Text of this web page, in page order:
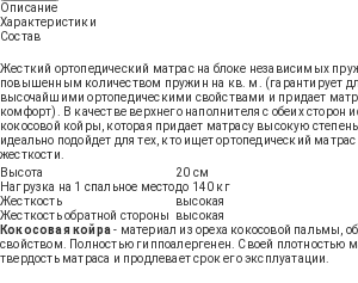
Описание
Характеристики
Состав
Жесткий ортопедический матрас на блоке независимых
повышенным количеством пружин на кв. м. (гарантирует
высочайшими ортопедическими свойствами и придает
комфорт). В качестве верхнего наполнителя с обеих сторон
кокосовой койры, которая придает матрасу высокую
идеально подойдет для тех, кто ищет ортопедический
жесткости.
Высота
20 см
Нагрузка на 1 спальное местодо 140 кг
Жесткость
высокая
Жесткость обратной стороны
высокая
Кокосовая койра- материал из ореха кокосовой пальмы,
свойством. Полностью гиппоалергенен. Своей плотностью
твердость матраса и продлевает срок его эксплуатации.